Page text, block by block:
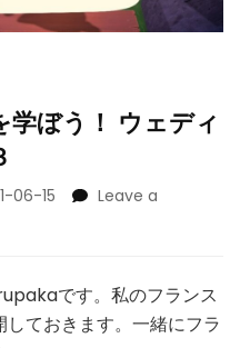
ぼう！ ウェディ
06-15
Leave a
です。私のフランス
ておきます。一緒にフラ